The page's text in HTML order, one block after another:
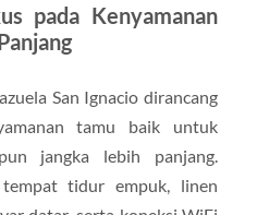
pada Kenyamanan
San Ignacio dirancang
tamu baik untuk
jangka lebih panjang.
tidur empuk, linen